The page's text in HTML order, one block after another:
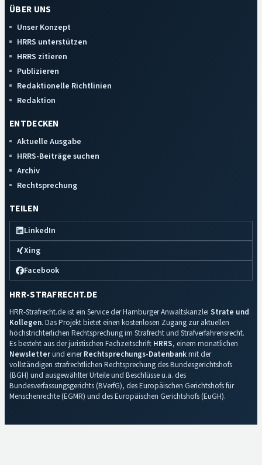
ÜBER UNS
Unser Konzept
HRRS unterstützen
HRRS zitieren
Publizieren
Redaktionelle Richtlinien
Redaktion
ENTDECKEN
Aktuelle Ausgabe
HRRS-Beiträge suchen
Archiv
Rechtsprechung
TEILEN
LinkedIn
Xing
Facebook
HRR-STRAFRECHT.DE
HRR-Strafrecht.de ist ein Service der Hamburger Anwaltskanzlei Strate und
Kollegen. Das Projekt bietet einen kostenlosen Zugang zur aktuellen
höchstrichterlichen Rechtsprechung im Strafrecht und Strafverfahrensrecht.
Es besteht aus der juristischen Fachzeitschrift HRRS, einem monatlichen
Newsletterund einerRechtsprechungs-Datenbankmit der
vollständigen strafrechtlichen Rechtsprechung des Bundesgerichtshofs
(BGH) und ausgewählter Urteile und Beschlüsse u.a. des
Bundesverfassungsgerichts (BVerfG), des Europäischen Gerichtshofs für
Menschenrechte (EGMR) und des Europäischen Gerichtshofs (EuGH).